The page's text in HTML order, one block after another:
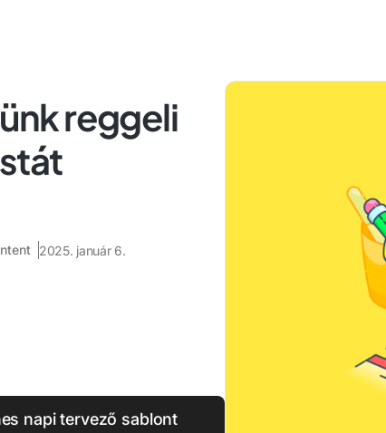
reggeli
2025. január 6.
napi tervező sablont